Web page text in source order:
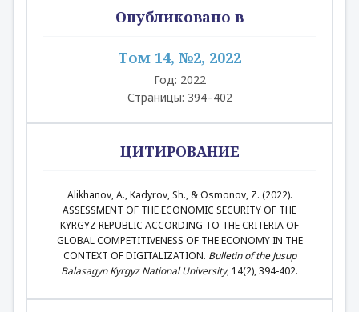
Опубликовано в
Том 14, №2, 2022
Год: 2022
Страницы: 394–402
ЦИТИРОВАНИЕ
Alikhanov, A., Kadyrov, Sh., & Osmonov, Z. (2022).
ASSESSMENT OF THE ECONOMIC SECURITY OF THE
KYRGYZ REPUBLIC ACCORDING TO THE CRITERIA OF
GLOBAL COMPETITIVENESS OF THE ECONOMY IN THE
CONTEXT OF DIGITALIZATION. Bulletin of the Jusup
Balasagyn Kyrgyz National University, 14(2), 394-402.